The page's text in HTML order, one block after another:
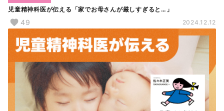
児童精神科医が伝える「家でお母さんが厳しすぎると…」
49 2024.12.12